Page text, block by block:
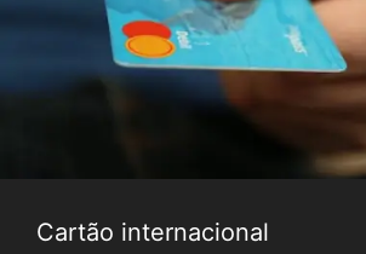
Cartão internacional